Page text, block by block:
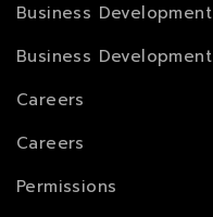
Business Development
Business Development
Careers
Careers
Permissions